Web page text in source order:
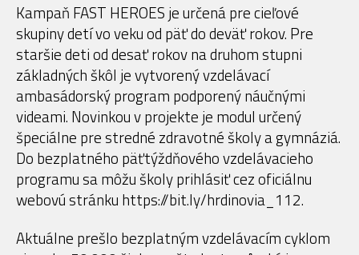
Kampaň FAST HEROES je určená pre cieľové
skupiny detí vo veku od päť do deväť rokov. Pre
staršie deti od desať rokov na druhom stupni
základných škôl je vytvorený vzdelávací
ambasádorský program podporený náučnými
videami. Novinkou v projekte je modul určený
špeciálne pre stredné zdravotné školy a gymnáziá.
Do bezplatného päťtýždňového vzdelávacieho
programu sa môžu školy prihlásiť cez oficiálnu
webovú stránku https://bit.ly/hrdinovia_112.
Aktuálne prešlo bezplatným vzdelávacím cyklom